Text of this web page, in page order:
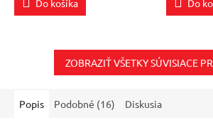
Do košíka Do
ZOBRAZIŤ VŠETKY SÚVISIACE
Popis Podobné (16) Diskusia